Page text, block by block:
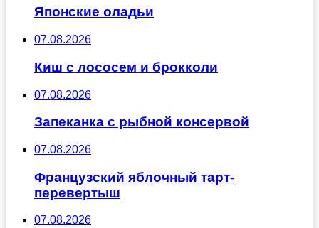
Японские оладьи
07.08.2026
Киш с лососем и брокколи
07.08.2026
Запеканка с рыбной консервой
07.08.2026
Французский яблочный тарт-
перевертыш
07.08.2026